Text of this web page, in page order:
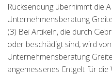
Rücksendung übernimmt die
Unternehmensberatung
(3) Bei Artikeln, die durch
oder beschädigt sind, wird
Unternehmensberatung
angemessenes Entgelt für